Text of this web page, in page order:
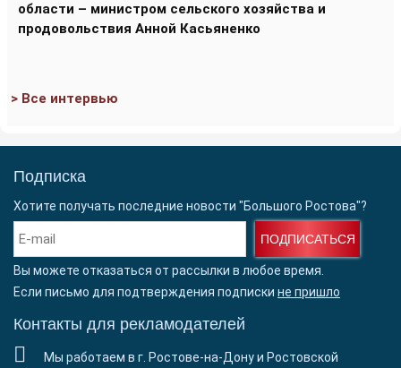
области – министром сельского хозяйства и
продовольствия Анной Касьяненко
> Все интервью
Подписка
Хотите получать последние новости "Большого Ростова"?
ПОДПИСАТЬСЯ
Вы можете отказаться от рассылки в любое время.
Если письмо для подтверждения подписки не пришло
Контакты для рекламодателей
Мы работаем в г. Ростове-на-Дону и Ростовской